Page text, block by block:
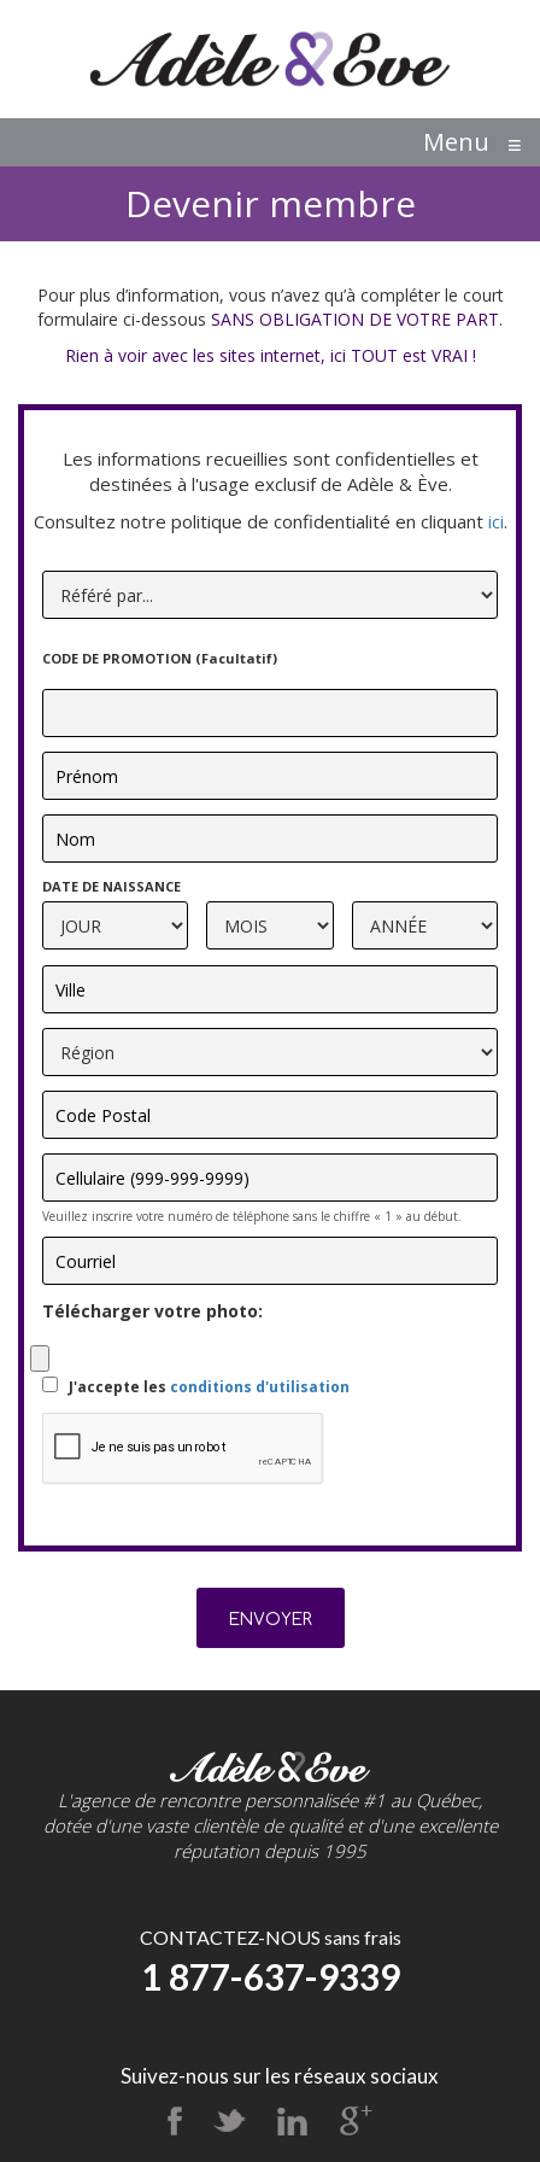
Menu ≡
Devenir membre
Pour plus d’information, vous n’avez qu’à compléter le court
formulaire ci-dessous SANS OBLIGATION DE VOTRE PART.
Rien à voir avec les sites internet, ici TOUT est VRAI !
Les informations recueillies sont confidentielles et
destinées à l'usage exclusif de Adèle & Ève.
Consultez notre politique de confidentialité en cliquant ici.
CODE DE PROMOTION (Facultatif)
DATE DE NAISSANCE
Veuillez inscrire votre numéro de téléphone sans le chiffre « 1 » au début.
Télécharger votre photo:
J'accepte les conditions d'utilisation
L'agence de rencontre personnalisée #1 au Québec,
dotée d'une vaste clientèle de qualité et d'une excellente
réputation depuis 1995
CONTACTEZ-NOUS sans frais
1 877-637-9339
Suivez-nous sur les réseaux sociaux